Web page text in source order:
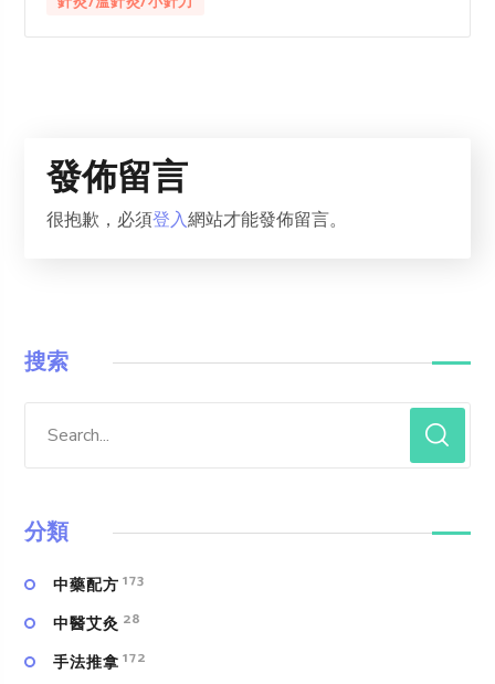
發佈留言
很抱歉，必須登入網站才能發佈留言。
搜索
分類
中藥配方 173
中醫艾灸 28
手法推拿 172